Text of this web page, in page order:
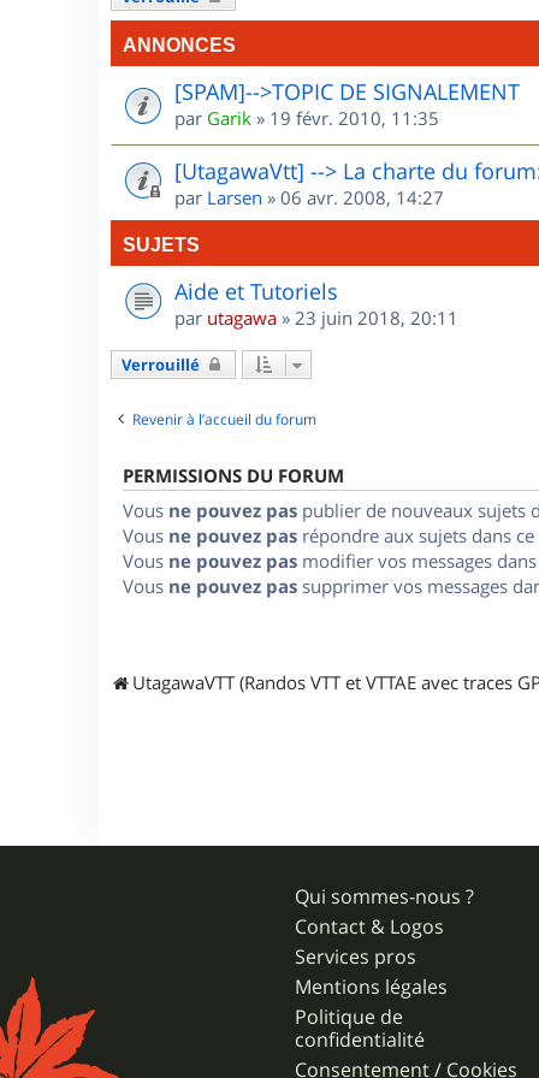
ANNONCES
[SPAM]-->TOPIC DE SIGNALEMENT
par Garik » 19 févr. 2010, 11:35
[UtagawaVtt] --> La charte du
par Larsen » 06 avr. 2008, 14:27
SUJETS
Aide et Tutoriels
par utagawa » 23 juin 2018, 20:11
Verrouillé
Revenir à l’accueil du forum
PERMISSIONS DU FORUM
Vous ne pouvez pas publier de nouveaux sujets
Vous ne pouvez pas répondre aux sujets dans
Vous ne pouvez pas modifier vos messages
Vous ne pouvez pas supprimer vos messages
UtagawaVTT (Randos VTT et VTTAE avec traces
Qui sommes-nous ?
Contact & Logos
Services pros
Mentions légales
Politique de
confidentialité
Consentement / Cookies